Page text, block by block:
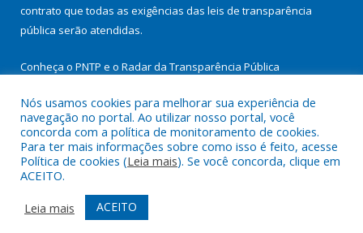
contrato que todas as exigências das leis de transparência
pública serão atendidas.
Conheça o PNTP e o Radar da Transparência Pública
Todos os direitos reservados a Prefeitura Municipal de
Itupiranga.
Mapa do Site
Acessar Área Administrativa
Acessar Webmail
Nós usamos cookies para melhorar sua experiência de
navegação no portal. Ao utilizar nosso portal, você
concorda com a política de monitoramento de cookies.
Para ter mais informações sobre como isso é feito, acesse
Política de cookies (Leia mais). Se você concorda, clique em
ACEITO.
Leia mais
ACEITO